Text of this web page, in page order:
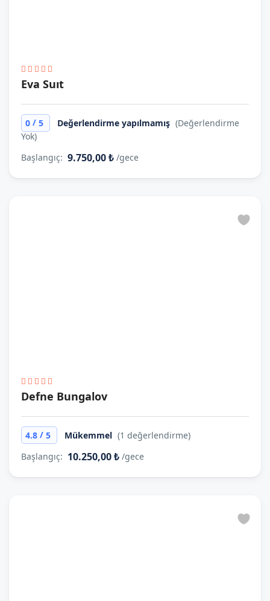
Eva Suıt
0 / 5 Değerlendirme yapılmamış (Değerlendirme
Yok)
Başlangıç: 9.750,00 ₺ /gece
Defne Bungalov
4.8 / 5 Mükemmel (1 değerlendirme)
Başlangıç: 10.250,00 ₺ /gece